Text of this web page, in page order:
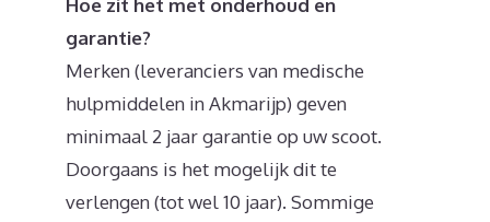
Hoe zit het met onderhoud en
garantie?
Merken (leveranciers van medische
hulpmiddelen in Akmarijp) geven
minimaal 2 jaar garantie op uw scoot.
Doorgaans is het mogelijk dit te
verlengen (tot wel 10 jaar). Sommige